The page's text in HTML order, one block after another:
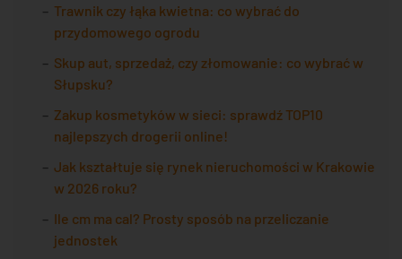
Trawnik czy łąka kwietna: co wybrać do
przydomowego ogrodu
Skup aut, sprzedaż, czy złomowanie: co wybrać w
Słupsku?
Zakup kosmetyków w sieci: sprawdź TOP10
najlepszych drogerii online!
Jak kształtuje się rynek nieruchomości w Krakowie
w 2026 roku?
Ile cm ma cal? Prosty sposób na przeliczanie
jednostek